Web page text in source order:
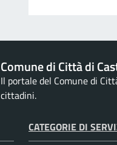
Comune di Città di
Il portale del Comune di
cittadini.
CATEGORIE DI